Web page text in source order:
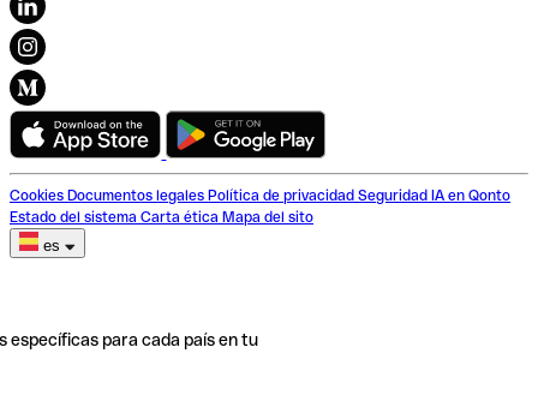
Cookies Documentos legales Política de privacidad Seguridad IA en Qonto
Estado del sistema Carta ética Mapa del sito
es
específicas para cada país en tu